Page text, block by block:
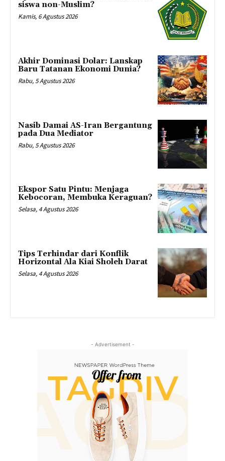
siswa non-Muslim?
Kamis, 6 Agustus 2026
Akhir Dominasi Dolar: Lanskap
Baru Tatanan Ekonomi Dunia?
Rabu, 5 Agustus 2026
Nasib Damai AS-Iran Bergantung
pada Dua Mediator
Rabu, 5 Agustus 2026
Ekspor Satu Pintu: Menjaga
Kebocoran, Membuka Keraguan?
Selasa, 4 Agustus 2026
Tips Terhindar dari Konflik
Horizontal Ala Kiai Sholeh Darat
Selasa, 4 Agustus 2026
- Advertisement -